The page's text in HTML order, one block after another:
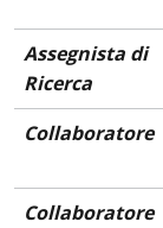
Assegnista di
Ricerca
Collaboratore
Collaboratore